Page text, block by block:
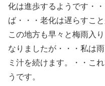
化は進歩するようです・
ば・・・老化は遅らすこ
この地方も早々と梅雨入
なりましたが・・・私は
ミ汁を続けます。・・こ
うです。